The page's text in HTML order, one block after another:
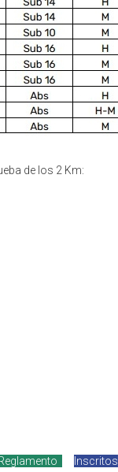
de los 2 Km:
Inscritos